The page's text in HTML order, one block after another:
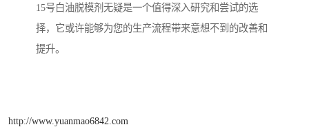
15号白油脱模剂无疑是一个值得深入研究和尝试的选
择，它或许能够为您的生产流程带来意想不到的改善和
提升。
http://www.yuanmao6842.com